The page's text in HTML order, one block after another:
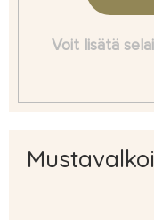
Voit lisätä